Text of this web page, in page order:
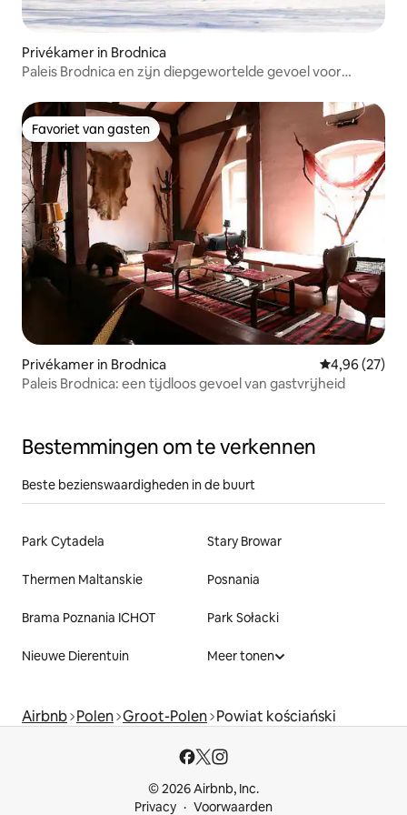
Privékamer in Brodnica
Paleis Brodnica en zijn diepgewortelde gevoel voor
Favoriet van gasten
Favoriet van gasten
Privékamer in Brodnica Gemiddelde
4,96 (27)
Paleis Brodnica: een tijdloos gevoel van gastvrijheid
Bestemmingen om te verkennen
Beste bezienswaardigheden in de buurt
Park Cytadela Stary Browar
Thermen Maltanskie Posnania
Brama Poznania ICHOT Park Sołacki
Nieuwe Dierentuin Meer tonen
Airbnb Polen Groot-Polen Powiat kościański
© 2026 Airbnb, Inc.
Privacy
Voorwaarden